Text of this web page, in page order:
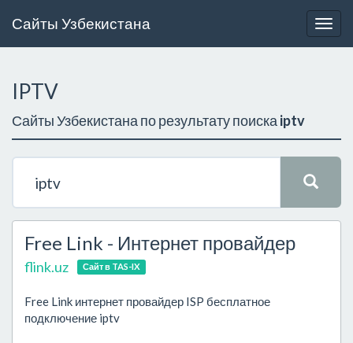
Сайты Узбекистана
IPTV
Сайты Узбекистана по результату поиска iptv
Free Link - Интернет провайдер
flink.uz Сайт в TAS-IX
Free Link интернет провайдер ISP бесплатное
подключение iptv